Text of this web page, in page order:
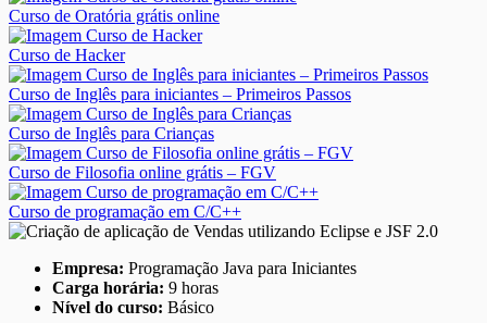
Curso de Oratória grátis online
Curso de Hacker
Curso de Inglês para iniciantes – Primeiros Passos
Curso de Inglês para Crianças
Curso de Filosofia online grátis – FGV
Curso de programação em C/C++
Empresa: Programação Java para Iniciantes
Carga horária: 9 horas
Nível do curso: Básico